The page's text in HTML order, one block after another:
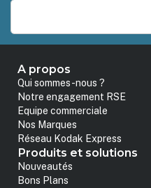
A propos
Qui sommes-nous ?
Notre engagement RSE
Equipe commerciale
Nos Marques
Réseau Kodak Express
Produits et solutions
Nouveautés
Bons Plans